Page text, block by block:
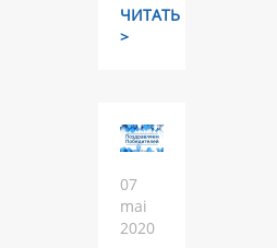
ЧИТАТЬ
>
07
mai
2020